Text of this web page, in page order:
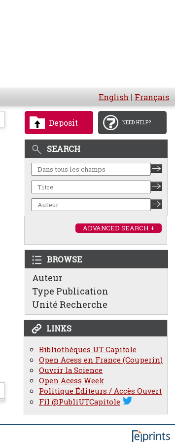
English | Français
Deposit NEED HELP?
SEARCH
ADVANCED SEARCH +
BROWSE
Auteur
Type Publication
Unité Recherche
LINKS
Bibliothèques UT Capitole
Open Acess en France (Couperin)
Ouvrir la Science
Open Acess Week
Politique Éditeurs / Accès Ouvert
Fil @PubliUTCapitole